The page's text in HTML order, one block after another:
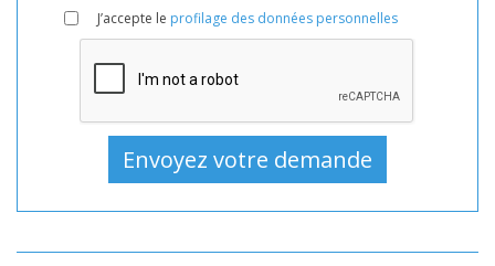
J’accepte le profilage des données personnelles